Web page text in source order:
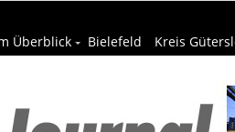
Überblick Bielefeld Kreis